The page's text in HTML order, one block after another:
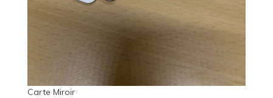
Carte Miroir